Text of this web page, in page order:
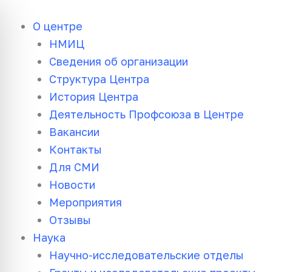
содержимому
О центре
НМИЦ
Сведения об организации
Структура Центра
История Центра
Деятельность Профсоюза в Центре
Вакансии
Контакты
Для СМИ
Новости
Мероприятия
Отзывы
Наука
Научно-исследовательские отделы